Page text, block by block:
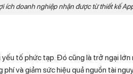
ích doanh nghiệp nhận được từ thiết kế
tố phức tạp. Đó cũng là trở ngại
phí và giảm sức hiệu quả nguồn tài